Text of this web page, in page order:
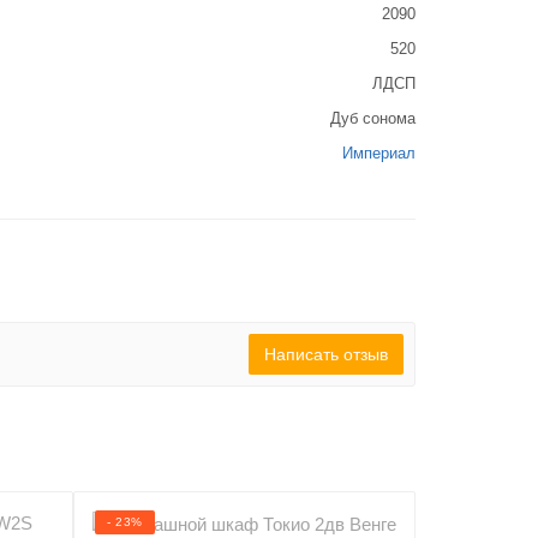
2090
520
ЛДСП
Дуб сонома
Империал
Написать отзыв
- 23%